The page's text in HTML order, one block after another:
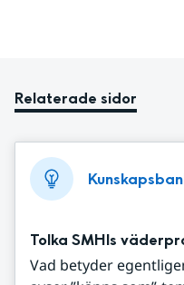
Relaterade sidor
Tolka SMHIs
Vad betyder